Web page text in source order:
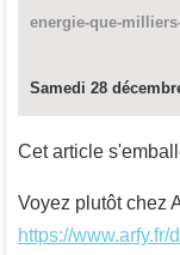
energie-que-
Samedi 28
Cet article
Voyez plutôt chez
https://